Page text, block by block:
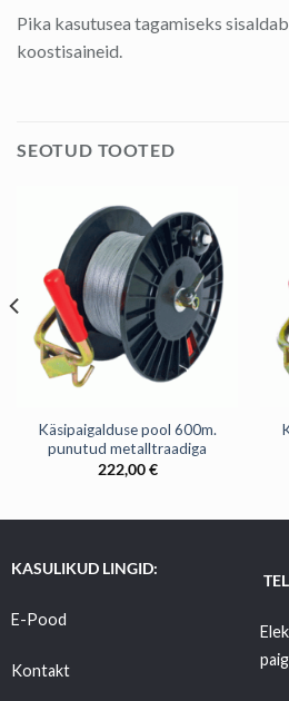
Pika kasutusea tagamiseks
koostisaineid.
SEOTUD TOOTED
Käsipaigalduse pool 600m.
punutud metalltraadiga
222,00€
KASULIKUD LINGID:
E-Pood
Kontakt